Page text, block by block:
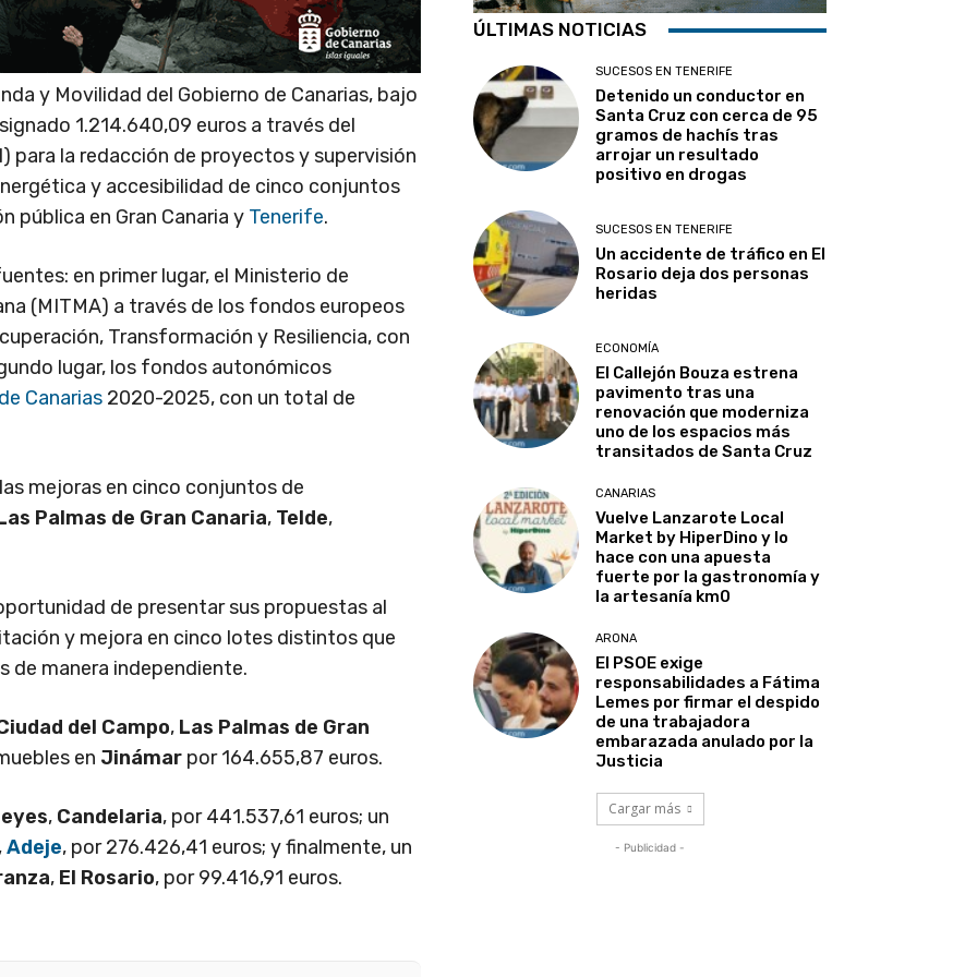
y Movilidad del Gobierno de Canarias, bajo
1.214.640,09 euros a través del
para la redacción de proyectos y supervisión
y accesibilidad de cinco conjuntos
pública en Gran Canaria y Tenerife.
en primer lugar, el Ministerio de
(MITMA) a través de los fondos europeos
Transformación y Resiliencia, con
lugar, los fondos autonómicos
Canarias 2020-2025, con un total de
mejoras en cinco conjuntos de
Palmas de Gran Canaria, Telde,
de presentar sus propuestas al
y mejora en cinco lotes distintos que
de manera independiente.
del Campo, Las Palmas de Gran
en Jinámar por 164.655,87 euros.
, Candelaria, por 441.537,61 euros; un
Adeje, por 276.426,41 euros; y finalmente, un
, El Rosario, por 99.416,91 euros.
ÚLTIMAS NOTICIAS
SUCESOS EN TENERIFE
Detenido un conductor en
Santa Cruz con cerca de 95
gramos de hachís tras
arrojar un resultado
positivo en drogas
SUCESOS EN TENERIFE
Un accidente de tráfico en El
Rosario deja dos personas
heridas
ECONOMÍA
El Callejón Bouza estrena
pavimento tras una
renovación que moderniza
uno de los espacios más
transitados de Santa Cruz
CANARIAS
Vuelve Lanzarote Local
Market by HiperDino y lo
hace con una apuesta
fuerte por la gastronomía y
la artesanía km0
ARONA
El PSOE exige
responsabilidades a Fátima
Lemes por firmar el despido
de una trabajadora
embarazada anulado por la
Justicia
Cargar más
- Publicidad -